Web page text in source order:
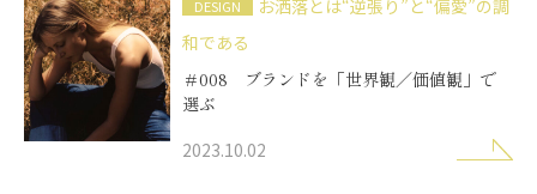
DESIGN
お洒落とは“逆張り”と“偏愛”の調
和である
＃008 ブランドを「世界観／価値観」で
選ぶ
2023.10.02